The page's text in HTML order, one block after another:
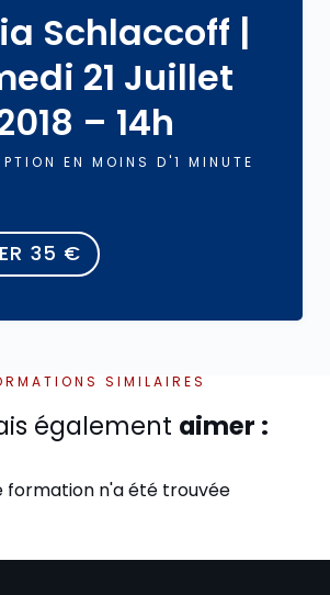
Schlaccoff |
21 Juillet
– 14h
EN MOINS D'1 MINUTE
35 €
SIMILAIRES
également aimer :
formation n'a été trouvée